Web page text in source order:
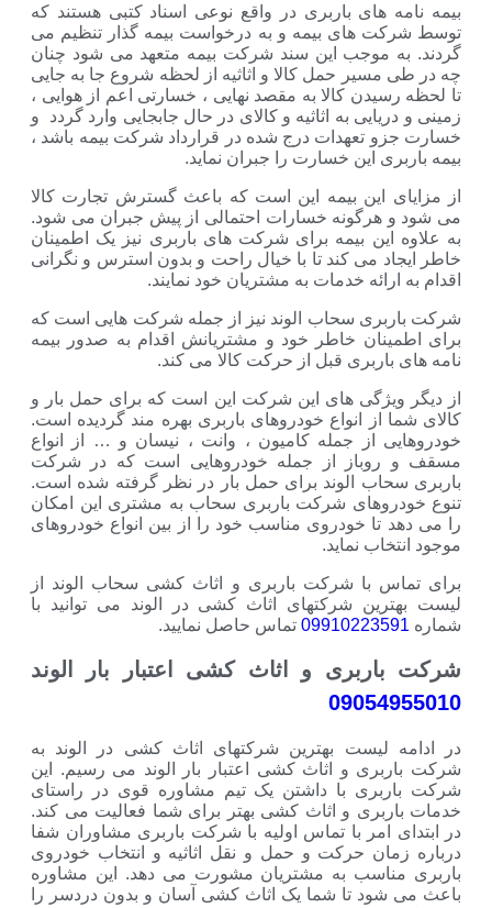
بیمه نامه های باربری در واقع نوعی اسناد کتبی هستند که
توسط شرکت های بیمه و به درخواست بیمه گذار تنظیم می
گردند. به موجب این سند شرکت بیمه متعهد می شود چنان
چه در طی مسیر حمل کالا و اثاثیه از لحظه شروع جا به جایی
تا لحظه رسیدن کالا به مقصد نهایی ، خسارتی اعم از هوایی ،
زمینی و دریایی به اثاثیه و کالای در حال جابجایی وارد گردد و
خسارت جزو تعهدات درج شده در قرارداد شرکت بیمه باشد ،
بیمه باربری این خسارت را جبران نماید.
از مزایای این بیمه این است که باعث گسترش تجارت کالا
می شود و هرگونه خسارات احتمالی از پیش جبران می شود.
به علاوه این بیمه برای شرکت های باربری نیز یک اطمینان
خاطر ایجاد می کند تا با خیال راحت و بدون استرس و نگرانی
اقدام به ارائه خدمات به مشتریان خود نمایند.
شرکت باربری سحاب الوند نیز از جمله شرکت هایی است که
برای اطمینان خاطر خود و مشتریانش اقدام به صدور بیمه
نامه های باربری قبل از حرکت کالا می کند.
از دیگر ویژگی های این شرکت این است که برای حمل بار و
کالای شما از انواع خودروهای باربری بهره مند گردیده است.
خودروهایی از جمله کامیون ، وانت ، نیسان و … از انواع
مسقف و روباز از جمله خودروهایی است که در شرکت
باربری سحاب الوند برای حمل بار در نظر گرفته شده است.
تنوع خودروهای شرکت باربری سحاب به مشتری این امکان
را می دهد تا خودروی مناسب خود را از بین انواع خودروهای
موجود انتخاب نماید.
برای تماس با شرکت باربری و اثاث کشی سحاب الوند از
لیست بهترین شرکتهای اثاث کشی در الوند می توانید با
شماره 09910223591 تماس حاصل نمایید.
شرکت باربری و اثاث کشی اعتبار بار الوند
09054955010
در ادامه لیست بهترین شرکتهای اثاث کشی در الوند به
شرکت باربری و اثاث کشی اعتبار بار الوند می رسیم. این
شرکت باربری با داشتن یک تیم مشاوره قوی در راستای
خدمات باربری و اثاث کشی بهتر برای شما فعالیت می کند.
در ابتدای امر با تماس اولیه با شرکت باربری مشاوران شفا
درباره زمان حرکت و حمل و نقل اثاثیه و انتخاب خودروی
باربری مناسب به مشتریان مشورت می دهد. این مشاوره
باعث می شود تا شما یک اثاث کشی آسان و بدون دردسر را